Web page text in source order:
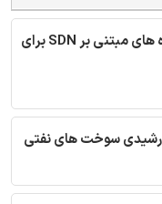
ترجمه مقاله امنیت انتقال داده های مبتنی بر SDN برای
سوخت های نفتی